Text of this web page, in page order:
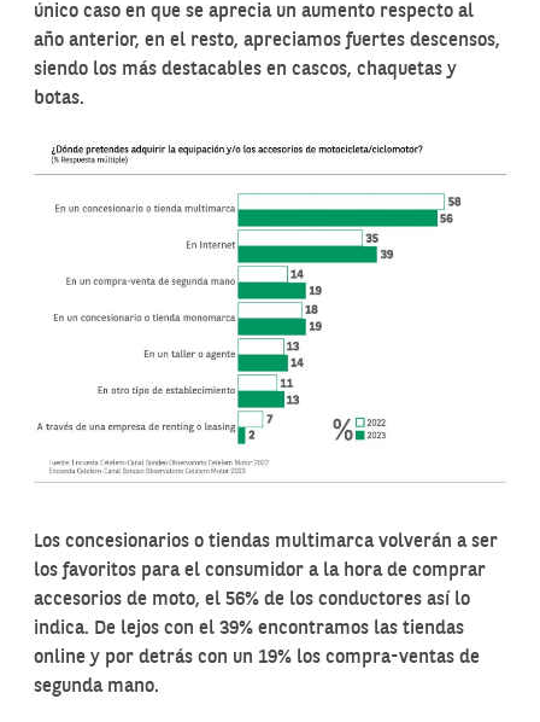
único caso en que se aprecia un aumento respecto al
año anterior, en el resto, apreciamos fuertes descensos,
siendo los más destacables en cascos, chaquetas y
botas.
Los concesionarios o tiendas multimarca volverán a ser
los favoritos para el consumidor a la hora de comprar
accesorios de moto, el 56% de los conductores así lo
indica. De lejos con el 39% encontramos las tiendas
online y por detrás con un 19% los compra-ventas de
segunda mano.